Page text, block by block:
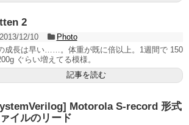
2
2013/12/10
Photo
成長は早い……。体重が既に倍以上。1週間で 150
ぐらい増えてる模様。
記事を読む
Motorola S-record 形式
イルのリード